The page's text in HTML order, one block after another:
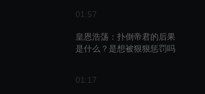
01:57
皇恩浩荡：扑倒帝君的后果
是什么？是想被狠狠惩罚吗
01:17